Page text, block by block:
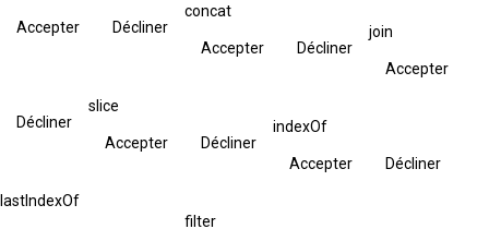
Accepter Décliner
concat
Accepter Décliner
join
Accepter
Décliner
slice
Accepter Décliner
indexOf
Accepter Décliner
lastIndexOf
filter